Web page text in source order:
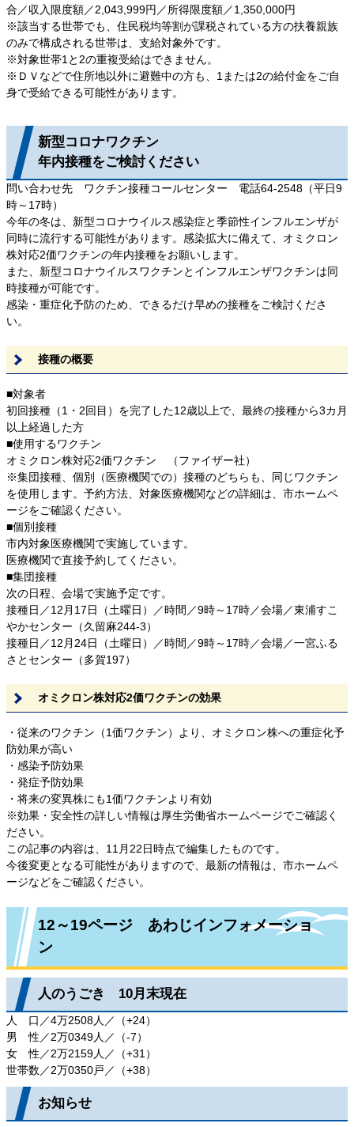
合／収入限度額／2,043,999円／所得限度額／1,350,000円
※該当する世帯でも、住民税均等割が課税されている方の扶養親族
のみで構成される世帯は、支給対象外です。
※対象世帯1と2の重複受給はできません。
※ＤＶなどで住所地以外に避難中の方も、1または2の給付金をご自
身で受給できる可能性があります。
新型コロナワクチン
年内接種をご検討ください
問い合わせ先 ワクチン接種コールセンター 電話64-2548（平日9
時～17時）
今年の冬は、新型コロナウイルス感染症と季節性インフルエンザが
同時に流行する可能性があります。感染拡大に備えて、オミクロン
株対応2価ワクチンの年内接種をお願いします。
また、新型コロナウイルスワクチンとインフルエンザワクチンは同
時接種が可能です。
感染・重症化予防のため、できるだけ早めの接種をご検討くださ
い。
接種の概要
■対象者
初回接種（1・2回目）を完了した12歳以上で、最終の接種から3カ月
以上経過した方
■使用するワクチン
オミクロン株対応2価ワクチン （ファイザー社）
※集団接種、個別（医療機関での）接種のどちらも、同じワクチン
を使用します。予約方法、対象医療機関などの詳細は、市ホームペ
ージをご確認ください。
■個別接種
市内対象医療機関で実施しています。
医療機関で直接予約してください。
■集団接種
次の日程、会場で実施予定です。
接種日／12月17日（土曜日）／時間／9時～17時／会場／東浦すこ
やかセンター（久留麻244-3）
接種日／12月24日（土曜日）／時間／9時～17時／会場／一宮ふる
さとセンター（多賀197）
オミクロン株対応2価ワクチンの効果
・従来のワクチン（1価ワクチン）より、オミクロン株への重症化予
防効果が高い
・感染予防効果
・発症予防効果
・将来の変異株にも1価ワクチンより有効
※効果・安全性の詳しい情報は厚生労働省ホームページでご確認く
ださい。
この記事の内容は、11月22日時点で編集したものです。
今後変更となる可能性がありますので、最新の情報は、市ホームペ
ージなどをご確認ください。
12～19ページ あわじインフォメーショ
ン
人のうごき 10月末現在
人 口／4万2508人／（+24）
男 性／2万0349人／（-7）
女 性／2万2159人／（+31）
世帯数／2万0350戸／（+38）
お知らせ